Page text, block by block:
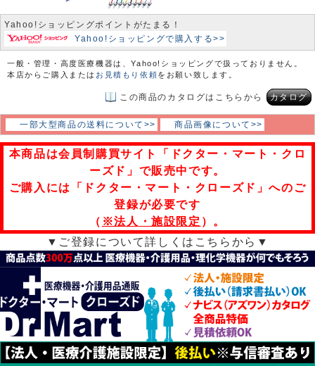
Yahoo!ショッピングポイントがたまる！
Yahoo!ショッピングで購入する>>
一般・管理・高度医療機器は、Yahoo!ショッピングで扱っておりません。
本店からご購入または お見積もり依頼をお願い致します。
この商品のカタログはこちらから カタログ
一部大型商品の送料について>> 商品画像について>>
本商品は会員制購買サイト「ドクター・マート・クロ
ーズド」で販売中です。
ご購入には「ドクター・マート・クローズド」へのご
登録が必要です
（ ※法人・施設限定 ）。
▼ご登録について詳しくはこちらから▼